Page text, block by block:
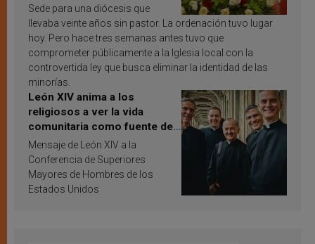
Sede para una diócesis que
llevaba veinte años sin pastor. La ordenación tuvo lugar
hoy. Pero hace tres semanas antes tuvo que
comprometer públicamente a la Iglesia local con la
controvertida ley que busca eliminar la identidad de las
minorías.
León XIV anima a los
religiosos a ver la vida
comunitaria como fuente de
inspiración y santificación
Mensaje de León XIV a la
Conferencia de Superiores
Mayores de Hombres de los
Estados Unidos